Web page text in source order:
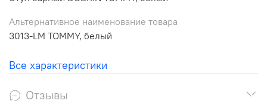
Альтернативное наименование товара
3013-LM TOMMY, белый
Все характеристики
Отзывы